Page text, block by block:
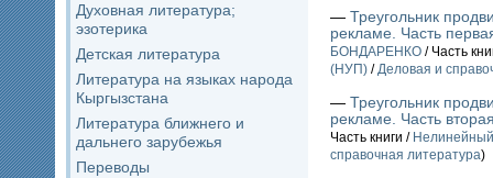
Духовная литература;
эзотерика
Детская литература
Литература на языках народа
Кыргызстана
Литература ближнего и
дальнего зарубежья
Переводы
— Треугольник
рекламе. Часть
БОНДАРЕНКО / Часть
(НУП) /Деловая и
— Треугольник
рекламе. Часть
Часть книги /
справочная литература)